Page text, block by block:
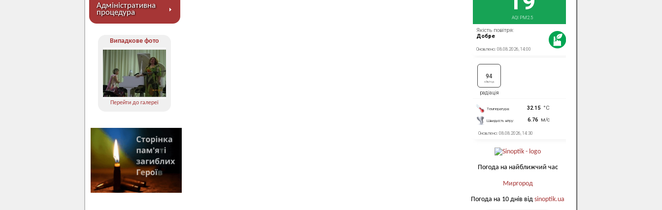
Адміністративна
процедура
Випадкове фото
Перейти до галереї
Погода на найближчий час
Миргород
Погода на 10 днів від sinoptik.ua